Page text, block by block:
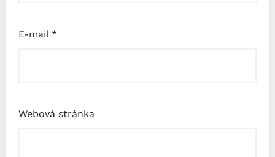
E-mail *
Webová stránka